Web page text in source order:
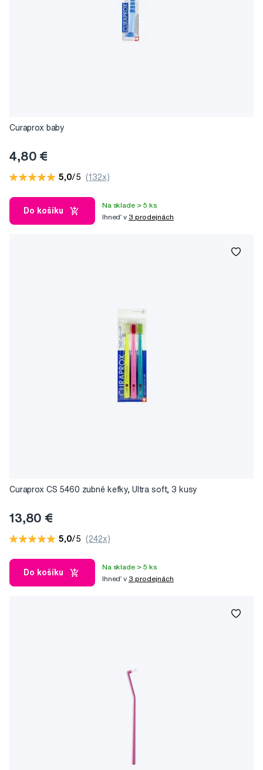
Curaprox baby
4,80 €
5,0/5 (132x)
Do košíku
Na sklade > 5 ks
Ihneď v 3 prodejnách
Curaprox CS 5460 zubné kefky, Ultra soft, 3 kusy
13,80 €
5,0/5 (242x)
Do košíku
Na sklade > 5 ks
Ihneď v 3 prodejnách